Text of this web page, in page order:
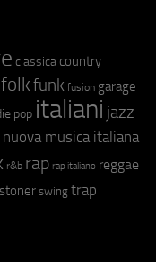
classica country
folkfunk fusion garage
pop italiani jazz
nuova musica italiana
r&b rap rap italiano reggae
stoner swing trap